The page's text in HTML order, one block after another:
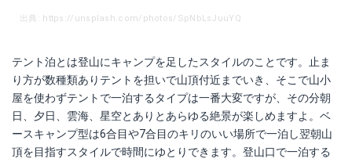
出典: https://unsplash.com/photos/SpNbLsJuuYQ
テント泊とは登山にキャンプを足したスタイルのことです。止ま
り方が数種類ありテントを担いで山頂付近までいき、そこで山小
屋を使わずテントで一泊するタイプは一番大変ですが、その分朝
日、夕日、雲海、星空とありとあらゆる絶景が楽しめますよ。ベ
ースキャンプ型は6合目や7合目のキリのいい場所で一泊し翌朝山
頂を目指すスタイルで時間にゆとりできます。登山口で一泊する